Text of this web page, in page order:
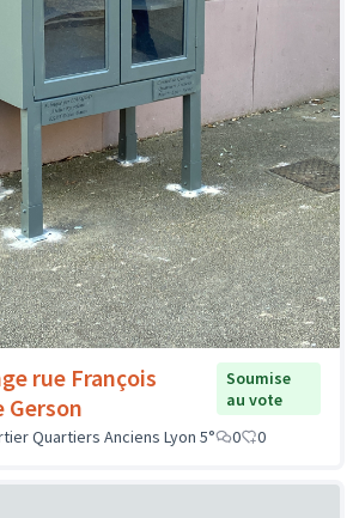
rue François
Gerson
Soumise
au vote
Quartiers Anciens Lyon 5°
0 0